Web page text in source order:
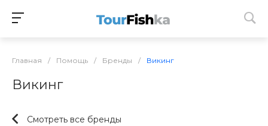
Главная / Помощь / Бренды / Викинг
Викинг
Смотреть все бренды